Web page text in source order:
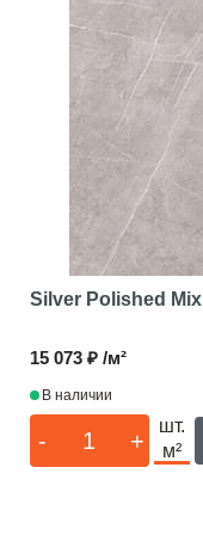
Silver Polished Mix
15 073 ₽ /м²
В наличии
- +
шт.
м²